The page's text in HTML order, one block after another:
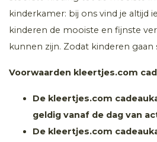
kinderkamer: bij ons vind je altijd
kinderen de mooiste en fijnste
kunnen zijn. Zodat kinderen gaan
Voorwaarden kleertjes.com
De kleertjes.com
geldig vanaf de dag van
De kleertjes.com